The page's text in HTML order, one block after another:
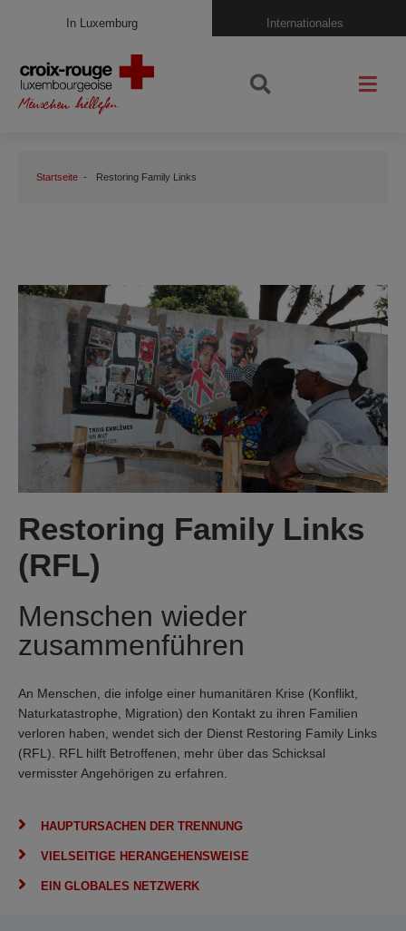
In Luxemburg Internationales
Startseite Restoring Family Links
Restoring Family Links
(RFL)
Menschen wieder
zusammenführen
An Menschen, die infolge einer humanitären Krise (Konflikt,
Naturkatastrophe, Migration) den Kontakt zu ihren Familien
verloren haben, wendet sich der Dienst Restoring Family Links
(RFL). RFL hilft Betroffenen, mehr über das Schicksal
vermisster Angehörigen zu erfahren.
HAUPTURSACHEN DER TRENNUNG
VIELSEITIGE HERANGEHENSWEISE
EIN GLOBALES NETZWERK